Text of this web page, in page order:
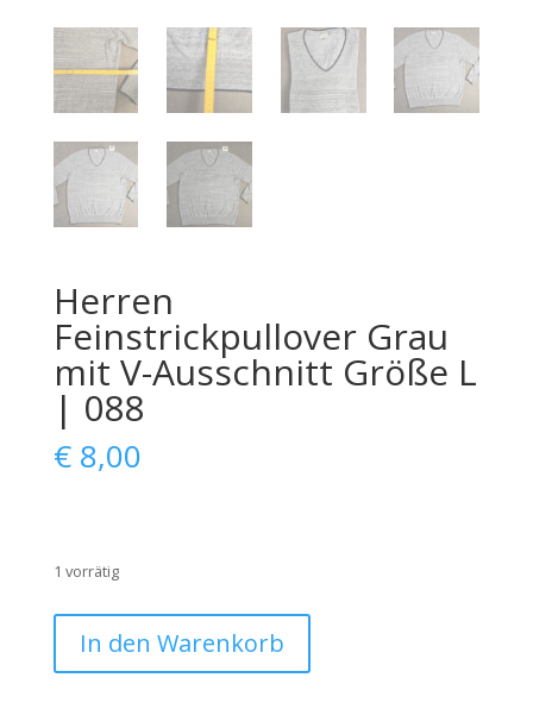
Herren
Feinstrickpullover Grau
mit V-Ausschnitt Größe L
| 088
€8,00
1 vorrätig
Feinstrickpullover
Grau
In den Warenkorb